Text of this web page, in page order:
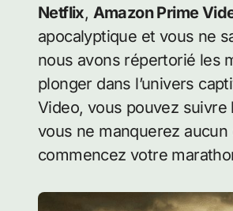
Netflix, Amazon Prime
apocalyptique et vous ne
nous avons répertorié les
plonger dans l’univers
Video, vous pouvez suivre
vous ne manquerez
commencez votre